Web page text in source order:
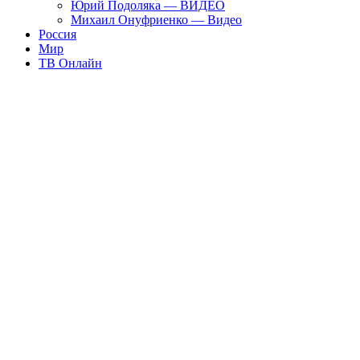
Юрий Подоляка — ВИДЕО
Михаил Онуфриенко — Видео
Россия
Мир
ТВ Онлайн